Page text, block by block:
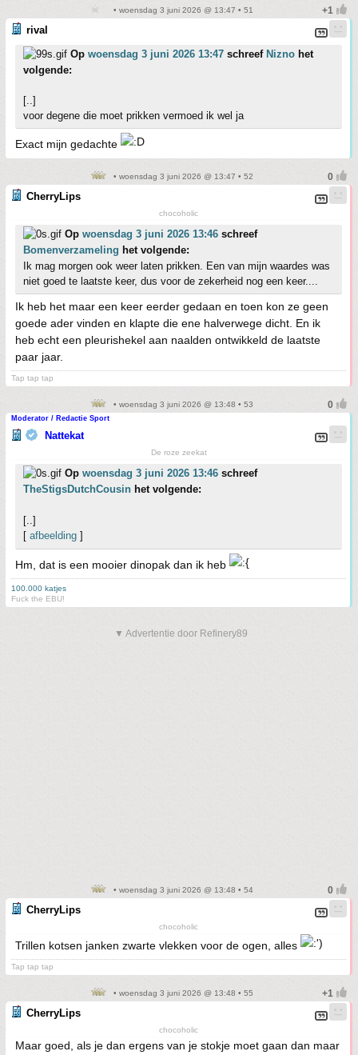
• woensdag 3 juni 2026 @ 13:47 • 51
rival
Op woensdag 3 juni 2026 13:47 schreef Nizno het
volgende:
[..]
voor degene die moet prikken vermoed ik wel ja
Exact mijn gedachte
• woensdag 3 juni 2026 @ 13:47 • 52
CherryLips
chocoholic
Op woensdag 3 juni 2026 13:46 schreef
Bomenverzameling het volgende:
Ik mag morgen ook weer laten prikken. Een van mijn waardes was
niet goed te laatste keer, dus voor de zekerheid nog een keer....
Ik heb het maar een keer eerder gedaan en toen kon ze geen
goede ader vinden en klapte die ene halverwege dicht. En ik
heb echt een pleurishekel aan naalden ontwikkeld de laatste
paar jaar.
Tap tap tap
• woensdag 3 juni 2026 @ 13:48 • 53
Moderator / Redactie Sport
Nattekat
De roze zeekat
Op woensdag 3 juni 2026 13:46 schreef
TheStigsDutchCousin het volgende:
[..]
[ afbeelding ]
Hm, dat is een mooier dinopak dan ik heb
100.000 katjes
Fuck the EBU!
▼ Advertentie door Refinery89
• woensdag 3 juni 2026 @ 13:48 • 54
CherryLips
chocoholic
Trillen kotsen janken zwarte vlekken voor de ogen, alles
Tap tap tap
• woensdag 3 juni 2026 @ 13:48 • 55
CherryLips
chocoholic
Maar goed, als je dan ergens van je stokje moet gaan dan maar